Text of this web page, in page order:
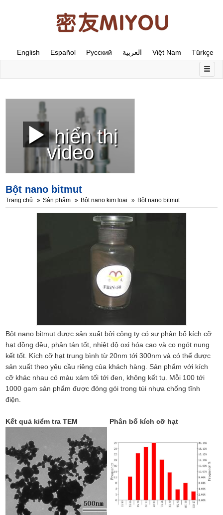
English Español Русский العربية Việt Nam Türkçe
hiển thị
video
Bột nano bitmut
Trang chủ Sản phẩm Bột nano kim loại Bột nano bitmut
Bột nano bitmut được sản xuất bởi công ty có sự phân bố kích cỡ
hạt đồng đều, phân tán tốt, nhiệt độ oxi hóa cao và co ngót nung
kết tốt. Kích cỡ hạt trung bình từ 20nm tới 300nm và có thể được
sản xuất theo yêu cầu riêng của khách hàng. Sản phẩm với kích
cỡ khác nhau có màu xám tối tới đen, không kết tụ. Mỗi 100 tới
1000 gam sản phẩm được đóng gói trong túi nhựa chống tĩnh
điện.
Kết quả kiểm tra TEM Phân bố kích cỡ hạt